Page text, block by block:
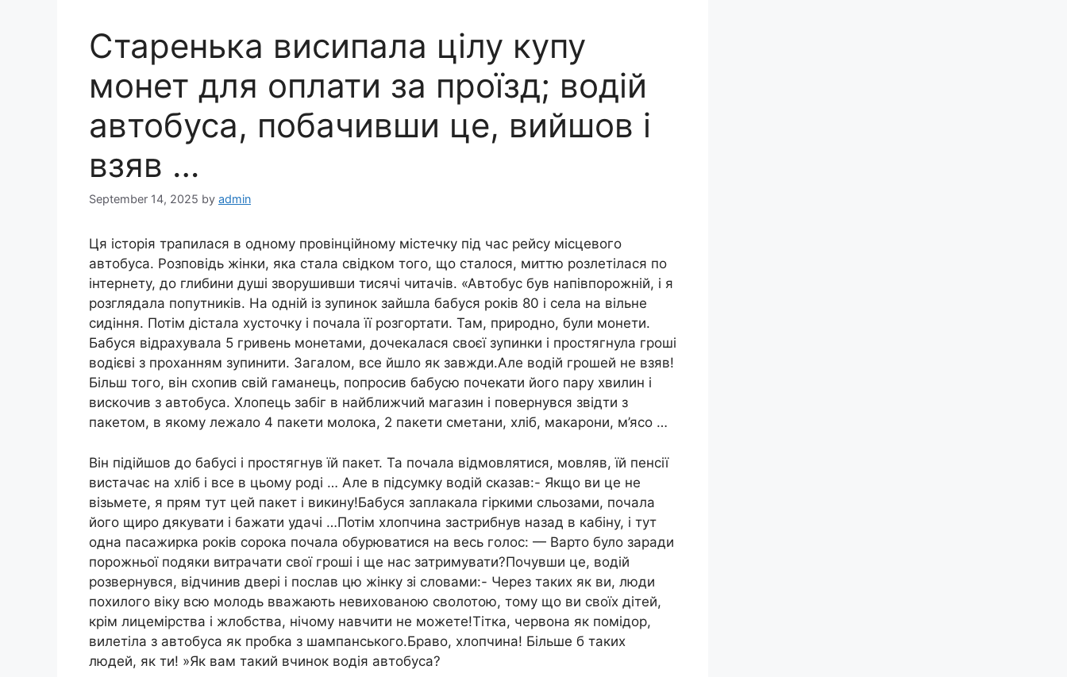
Старенька висипала цілу купу
монет для оплати за проїзд; водій
автобуса, побачивши це, вийшов і
взяв …
September 14, 2025 by admin
Ця історія трапилася в одному провінційному містечку під час рейсу місцевого
автобуса. Розповідь жінки, яка стала свідком того, що сталося, миттю розлетілася по
інтернету, до глибини душі зворушивши тисячі читачів. «Автобус був напівпорожній, і я
розглядала попутників. На одній із зупинок зайшла бабуся років 80 і села на вільне
сидіння. Потім дістала хусточку і почала її розгортати. Там, природно, були монети.
Бабуся відрахувала 5 гривень монетами, дочекалася своєї зупинки і простягнула гроші
водієві з проханням зупинити. Загалом, все йшло як завжди.Але водій грошей не взяв!
Більш того, він схопив свій гаманець, попросив бабусю почекати його пару хвилин і
вискочив з автобуса. Хлопець забіг в найближчий магазин і повернувся звідти з
пакетом, в якому лежало 4 пакети молока, 2 пакети сметани, хліб, макарони, м’ясо …
Він підійшов до бабусі і простягнув їй пакет. Та почала відмовлятися, мовляв, їй пенсії
вистачає на хліб і все в цьому роді … Але в підсумку водій сказав:- Якщо ви це не
візьмете, я прям тут цей пакет і викину!Бабуся заплакала гіркими сльозами, почала
його щиро дякувати і бажати удачі …Потім хлопчина застрибнув назад в кабіну, і тут
одна пасажирка років сорока почала обурюватися на весь голос: — Варто було заради
порожньої подяки витрачати свої гроші і ще нас затримувати?Почувши це, водій
розвернувся, відчинив двері і послав цю жінку зі словами:- Через таких як ви, люди
похилого віку всю молодь вважають невихованою сволотою, тому що ви своїх дітей,
крім лицемірства і жлобства, нічому навчити не можете!Тітка, червона як помідор,
вилетіла з автобуса як пробка з шампанського.Браво, хлопчина! Більше б таких
людей, як ти! »Як вам такий вчинок водія автобуса?